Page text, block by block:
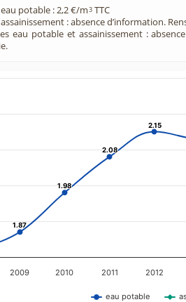
potable : 2,2 €/m3 TTC
: absence d’information.
eau potable et assainissement :
1.87
1.87
1.98
1.98
2.08
2.08
2.15
2.15
eau potable
2009 2010 2011 2012